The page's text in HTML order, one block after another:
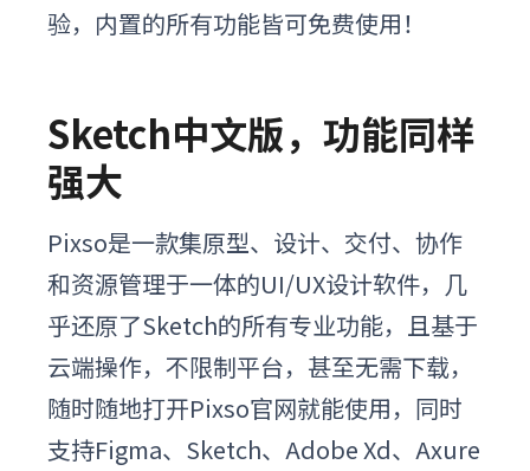
验，内置的所有功能皆可免费使用！
Sketch中文版，功能同样
强大
Pixso是一款集原型、设计、交付、协作
和资源管理于一体的UI/UX设计软件， 几
乎还原了Sketch的所有专业功能，且基于
云端操作，不限制平台，甚至无需下载，
随时随地打开Pixso官网就能使用， 同时
支持Figma、Sketch、Adobe Xd、Axure